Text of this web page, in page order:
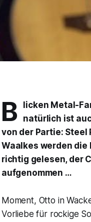
B
licken Metal-
natürlich ist
von der Partie: Steel
Waalkes werden die
richtig gelesen, der
aufgenommen …
Moment, Otto in
Vorliebe für rockige